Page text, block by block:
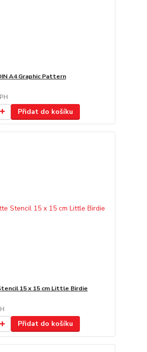
A4 Graphic Pattern
Přidat do košíku
15 x 15 cm Little Birdie
Přidat do košíku